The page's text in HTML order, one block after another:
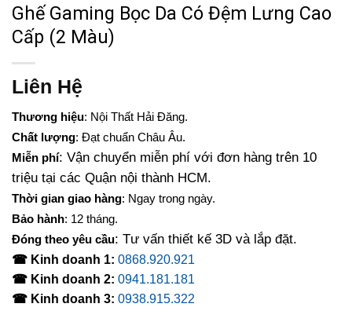
Ghế Gaming Bọc Da Có Đệm Lưng Cao
Cấp (2 Màu)
Liên Hệ
Thương hiệu: Nội Thất Hải Đăng.
Chất lượng: Đạt chuẩn Châu Âu.
Miễn phí: Vận chuyển miễn phí với đơn hàng trên 10
triệu tại các Quận nội thành HCM.
Thời gian giao hàng: Ngay trong ngày.
Bảo hành: 12 tháng.
Đóng theo yêu cầu: Tư vấn thiết kế 3D và lắp đặt.
☎ Kinh doanh 1: 0868.920.921
☎ Kinh doanh 2: 0941.181.181
☎ Kinh doanh 3: 0938.915.322